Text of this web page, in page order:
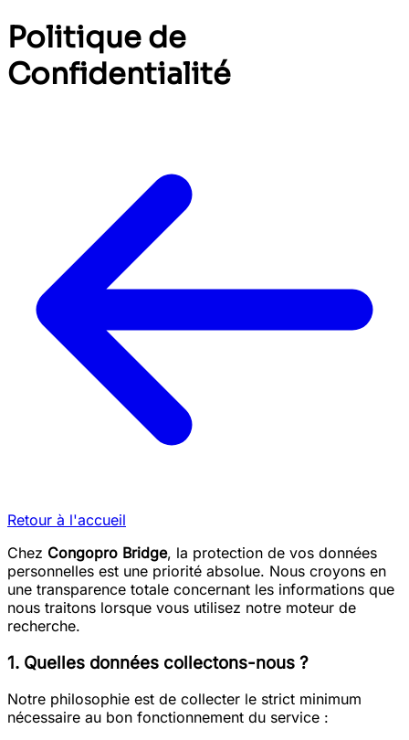
Politique de
Confidentialité
Retour à l'accueil
Chez Congopro Bridge, la protection de vos données
personnelles est une priorité absolue. Nous croyons en
une transparence totale concernant les informations que
nous traitons lorsque vous utilisez notre moteur de
recherche.
1. Quelles données collectons-nous ?
Notre philosophie est de collecter le strict minimum
nécessaire au bon fonctionnement du service :